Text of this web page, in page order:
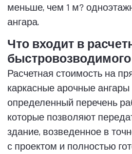
меньше, чем 1 м?
ангара.
Что входит в
Расчетная стоимость на
каркасные арочные
определенный перечень
которые позволяют
здание, возведенное в
с проектом и полностью